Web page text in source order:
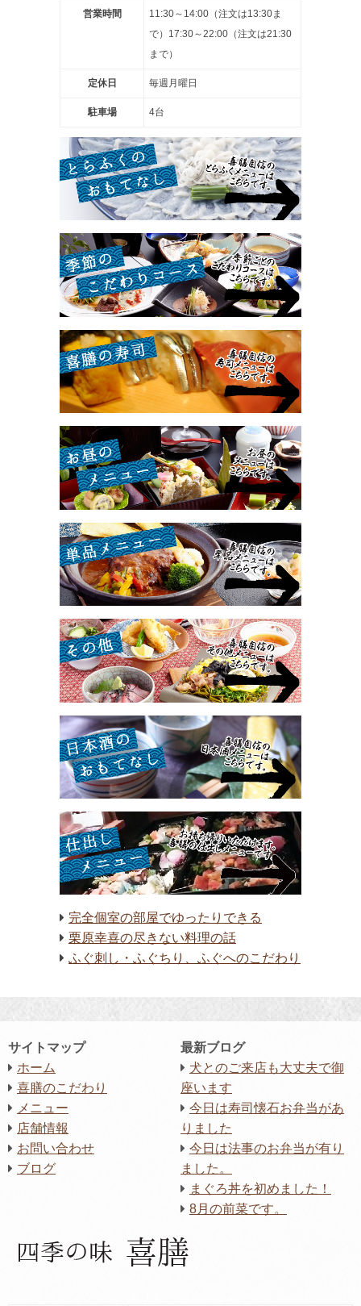
営業時間
11:30～14:00（注文は13:30ま
で）17:30～22:00（注文は21:30
まで）
定休日 毎週月曜日
駐車場 4台
完全個室の部屋でゆったりできる
栗原幸喜の尽きない料理の話
ふぐ刺し・ふぐちり、ふぐへのこだわり
サイトマップ
ホーム
喜膳のこだわり
メニュー
店舗情報
お問い合わせ
ブログ
最新ブログ
犬とのご来店も大丈夫で御
座います
今日は寿司懐石お弁当があ
りました
今日は法事のお弁当が有り
ました。
まぐろ丼を初めました！
8月の前菜です。